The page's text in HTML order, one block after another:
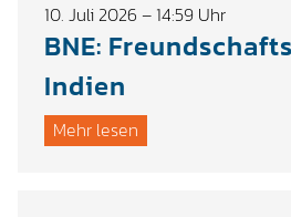
10. Juli 2026 – 14:59 Uhr
BNE:
Indien
Mehr lesen